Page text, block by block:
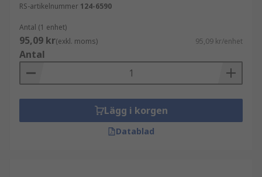
RS-artikelnummer 124-6590
Antal (1 enhet)
95,09 kr(exkl. moms) 95,09 kr/enhet
Antal
Lägg i korgen
Datablad